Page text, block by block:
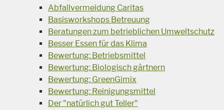
Abfallvermeidung Caritas
Basisworkshops Betreuung
Beratungen zum betrieblichen Umweltschutz
Besser Essen für das Klima
Bewertung: Betriebsmittel
Bewertung: Biologisch gärtnern
Bewertung: GreenGimix
Bewertung: Reinigungsmittel
Der "natürlich gut Teller"